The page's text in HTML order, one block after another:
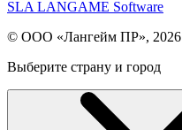
SLA LANGAME Software
© ООО «Лангейм ПР», 2026
Выберите страну и город